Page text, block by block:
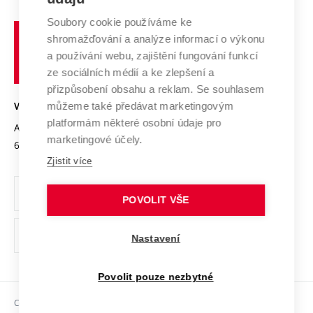
Systém zajišťování kvality výzkumu
Výzkumné infrastruktury
Transfer znalostí
Open Science
Projekty
Projekty ze strukturálních fondů
Specifický výzkum
Spolupráce se školami
Služby univerzity
Mezinárodní dohody
Univerzitní sítě
Profil univerzity
Udržitelná univerzita
Podnikavá univerzita / ContriBUTe
Bezpečná univerzita
Vyznamenání
Organizační struktura
Ochrana osobních údajů
odkaz)
Sociální bezpečí
učení
technické
VYSOKÉ UČENÍ TECHNICKÉ V BRNĚ
Antonínská 548/1
602 00 Brno
www.vut.cz
vut@vutbr.cz
Copyright © 2026 VUT
Soubory cookie používáme ke
shromažďování a analýze informací o výkonu
a používání webu, zajištění fungování funkcí
ze sociálních médií a ke zlepšení a
přizpůsobení obsahu a reklam. Se souhlasem
můžeme také předávat marketingovým
platformám některé osobní údaje pro
marketingové účely.
Zjistit více
POVOLIT VŠE
Nastavení
Povolit pouze nezbytné